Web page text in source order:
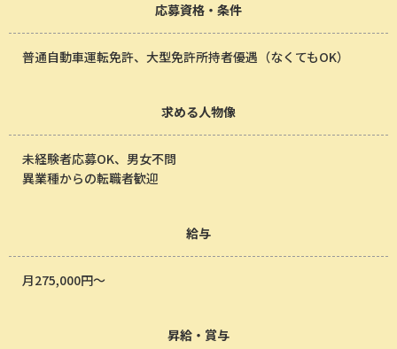
応募資格・条件
普通自動車運転免許、大型免許所持者優遇（なくてもOK）
求める人物像
未経験者応募OK、男女不問
異業種からの転職者歓迎
給与
月275,000円～
昇給・賞与